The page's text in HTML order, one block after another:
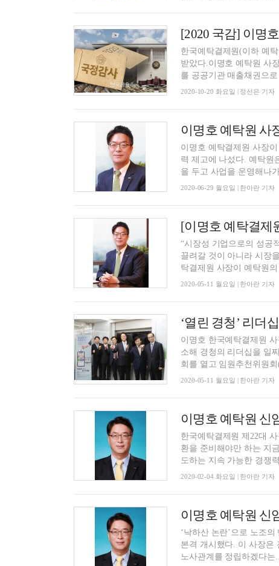
한국예탁결제원(이하 예
받았다.이명호 예탁원 사
를 공공기관 매출채권으
2020-10-20 화요일 | 정선은 기자
이명호 예탁원 사
이명호 예탁결제원 사장
력 제고에 나섰다. 예탁원
을 두고 사업을 운영해나
2020-06-29 월요일 | 한아란 기자
[이명호 예탁결제
“시장성 기업으로의 성공
끌려갈 것이 아니라 시장
탁결제원 사장이 예탁원의
2020-05-11 월요일 | 한아란 기자
‘열린 경청’ 리더
이명호 한국예탁결제원
소해 경청의 리더십을 일
회를 열고 임원추천위원회
2020-05-11 월요일 | 한아란 기자
이명호 예탁원 신
한국예탁결제원 제22대
환을 준비해야만 하는 지
도하는 지속 가능한 경쟁
2020-02-04 화요일 | 한아란 기자
이명호 예탁원 신
‘낙하산 논란’으로 노조
본격 개시했다. 이 사장은
노사관계를 정립하겠다는